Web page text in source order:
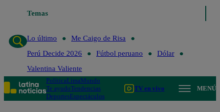
Temas
Lo último
Me Caigo de Risa
Perú Decide 2026
Fútbol peruano
Dólar
Valentina Valiente
PolíticaLimaMundo
Te ayudoTendencias
DeportesEspectáculos
TV en vivo MENÚ